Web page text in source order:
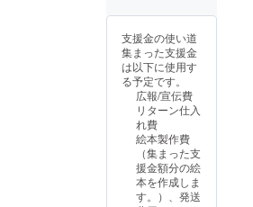
舞台と
なった
町・黒
島を訪
れ、そ
の風景
や空気
を感じ
ていた
だけた
ら──。
ゲスト
ハウス
た、復
チケッ
トで
す。 ※
宿泊費
には使
用でき
ん。宿
泊およ
び体験
にかか
る費用
ファン
グ増刷
分の絵
本の帯
に掲
載 ・
企業名
人名 文
字のみ
記載 ・
ご支援
時に必
支援金の使い道
集まった支援金
は以下に使用す
る予定です。
広報/宣伝費
リターン仕入
れ費
絵本製作費
（集まった支
援金額分の絵
本を作成しま
す。）、発送